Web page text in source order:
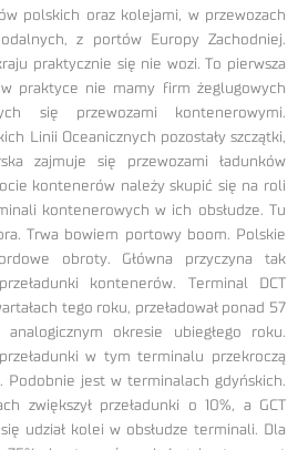
polskich oraz kolejami, w przewozach
z portów Europy Zachodniej.
praktycznie się nie wozi. To pierwsza
praktyce nie mamy firm żeglugowych
się przewozami kontenerowymi.
Linii Oceanicznych pozostały szczątki,
zajmuje się przewozami ładunków
kontenerów należy skupić się na roli
kontenerowych w ich obsłudze. Tu
Trwa bowiem portowy boom. Polskie
obroty. Główna przyczyna tak
kontenerów. Terminal DCT
tego roku, przeładował ponad 57
okresie ubiegłego roku.
w tym terminalu przekroczą
Podobnie jest w terminalach gdyńskich.
zwiększył przeładunki o 10%, a GCT
udział kolei w obsłudze terminali. Dla